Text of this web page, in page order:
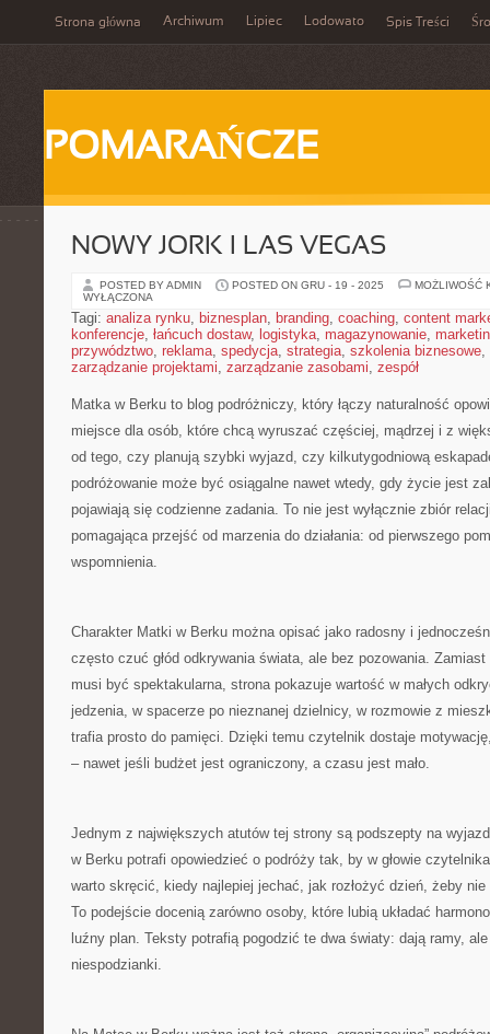
Strona główna Archiwum Lipiec Lodowato Spis Treści
POMARAŃCZE
NOWY JORK I LAS VEGAS
POSTED BY ADMIN POSTED ON GRU - 19 - 2025
MOŻLIWOŚĆ
WYŁĄCZONA
Tagi: analiza rynku, biznesplan, branding, coaching, content
konferencje, łańcuch dostaw, logistyka, magazynowanie,
przywództwo, reklama, spedycja, strategia, szkolenia biznesowe,
zarządzanie projektami, zarządzanie zasobami, zespół
Matka w Berku to blog podróżniczy, który łączy naturalność
miejsce dla osób, które chcą wyruszać częściej, mądrzej i z
od tego, czy planują szybki wyjazd, czy kilkutygodniową
podróżowanie może być osiągalne nawet wtedy, gdy życie jest
pojawiają się codzienne zadania. To nie jest wyłącznie zbiór
pomagająca przejść od marzenia do działania: od pierwszego
wspomnienia.
Charakter Matki w Berku można opisać jako radosny i
często czuć głód odkrywania świata, ale bez pozowania.
musi być spektakularna, strona pokazuje wartość w małych
jedzenia, w spacerze po nieznanej dzielnicy, w rozmowie z
trafia prosto do pamięci. Dzięki temu czytelnik dostaje
– nawet jeśli budżet jest ograniczony, a czasu jest mało.
Jednym z największych atutów tej strony są podszepty na
w Berku potrafi opowiedzieć o podróży tak, by w głowie
warto skręcić, kiedy najlepiej jechać, jak rozłożyć dzień, żeby
To podejście docenią zarówno osoby, które lubią układać
luźny plan. Teksty potrafią pogodzić te dwa światy: dają ramy,
niespodzianki.